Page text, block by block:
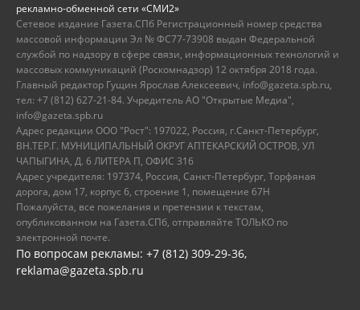
рекламно-обменной сети «СМИ2»
Сетевое издание Газета.СПб Регистрационный номер средства
массовой информации Эл № ФС77-73908 выдан Федеральной
службой по надзору в сфере связи, информационных технологий и
массовых коммуникаций (Роскомнадзор) 12 октября 2018 года.
Главный редактор Гущин Ярослав Алексеевич, info@gazeta.spb.ru,
тел: +7 (812) 627-21-84. Учредитель АО "Открытые Медиа",
info@gazeta.spb.ru
Адрес редакции ООО "Рост": 197022, Россия, г.Санкт-Петербург,
ВН.ТЕР.Г. МУНИЦИПАЛЬНЫЙ ОКРУГ АПТЕКАРСКИЙ ОСТРОВ, УЛ
ЧАПЫГИНА, Д. 6 ЛИТЕРА П, ОФИС 316
Адрес учредителя: 197374, Россия, Санкт-Петербург, Торфяная
дорога, дом 17, корпус 6, строение 1, помещение 67Н
Пожалуйста, все пожелания и претензии к текстам,
опубликованном на Газета.СПб, отправляйте ТОЛЬКО по
электронной почте.
По вопросам рекламы: +7 (812) 309-29-36,
reklama@gazeta.spb.ru